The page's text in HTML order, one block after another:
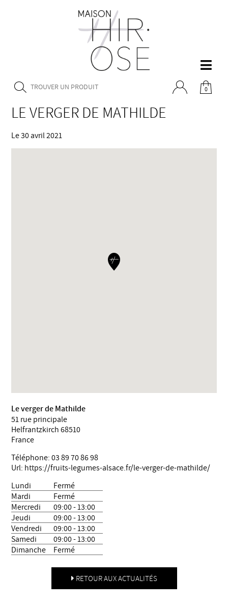
0
LE VERGER DE MATHILDE
Le 30 avril 2021
Le verger de Mathilde
51 rue principale
Helfrantzkirch68510
France
Téléphone:03 89 70 86 98
Url: https://fruits-legumes-alsace.fr/le-verger-de-mathilde/
Lundi
Fermé
Mardi
Fermé
Mercredi
09:00 - 13:00
Jeudi
09:00 - 13:00
Vendredi
09:00 - 13:00
Samedi
09:00 - 13:00
Dimanche
Fermé
RETOUR AUX ACTUALITÉS